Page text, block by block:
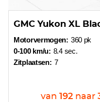
GMC Yukon XL
Motorvermogen: 360 pk
0-100 km/u: 8.4 sec.
Zitplaatsen: 7
van 192 naar